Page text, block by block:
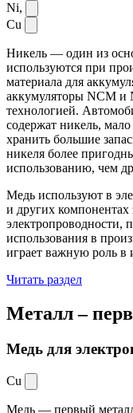
Ni,
Cu
Никель — один из
используются при
материала для
аккумуляторы NCM
технологией.
содержат никель,
хранить большие
никеля более
использованию, чем
Медь используют в
и других компонентах
электропроводности,
использования в
играет важную роль в
Читать раздел
Металл –
Медь для
Cu
Медь — первый